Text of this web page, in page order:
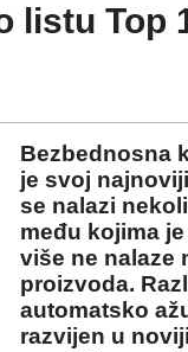
listu Top
Bezbednosna
je svoj
se nalazi
među kojima
više ne nalaze
proizvoda.
automatsko
razvijen u